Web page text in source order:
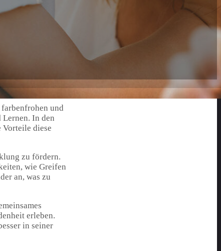
und
In den
Vorteile diese
zu fördern.
wie Greifen
an, was zu
erleben.
in seiner